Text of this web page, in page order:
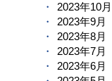
2023年10月
2023年9月
2023年8月
2023年7月
2023年6月